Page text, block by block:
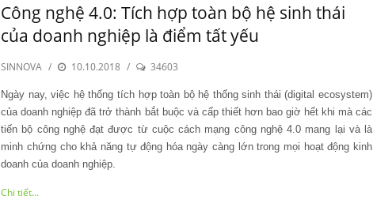
Công nghệ 4.0: Tích hợp toàn bộ hệ sinh thái
của doanh nghiệp là điểm tất yếu
SINNOVA / 10.10.2018 / 34603
Ngày nay, việc hệ thống tích hợp toàn bộ hệ thống sinh thái (digital ecosystem)
của doanh nghiệp đã trở thành bắt buộc và cấp thiết hơn bao giờ hết khi mà các
tiến bộ công nghệ đạt được từ cuộc cách mạng công nghệ 4.0 mang lại và là
minh chứng cho khả năng tự động hóa ngày càng lớn trong mọi hoạt động kinh
doanh của doanh nghiệp.
Chi tiết...